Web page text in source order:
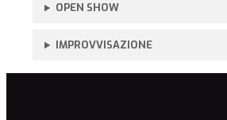
OPEN SHOW
IMPROVVISAZIONE